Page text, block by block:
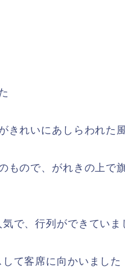
きれいにあしらわれた
もので、がれきの上で
で、行列ができていま
て客席に向かいました